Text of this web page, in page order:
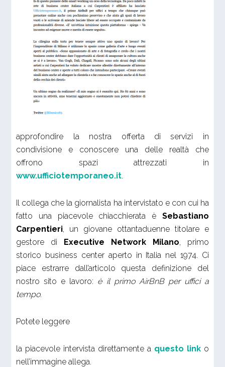
approfondire la nostra offerta di servizi in
condivisione e conoscere una delle realtà che
offrono spazi attrezzati in
www.ufficiotemporaneo.it.
Il collega che la giornalista ha intervistato e con cui ha
fatto una piacevole chiacchierata è Sebastiano
Carpentieri, un giovane ottantaduenne titolare e
gestore di Executive Network Milano, primo
storico business center aperto in Italia nel 1974. Ci
piace estrarre dall’articolo questa definizione del
nostro sito e lavoro: è il primo AirBnB per uffici a
tempo.
Potete leggere
la piacevole intervista direttamente a questo linko
nell’immagine allega.